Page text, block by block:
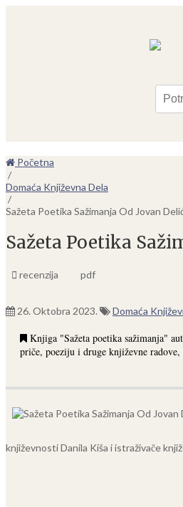
Početna
/
Domaća Književna Dela
/
Sažeta Poetika Sažimanja Od Jovan
Sažeta Poetika
recenzija pdf
26. Oktobra 2023. Domaća
Knjiga "Sažeta poetika sažimanja"
priče, poeziju i druge književne
književnosti Danila Kiša i istraživače